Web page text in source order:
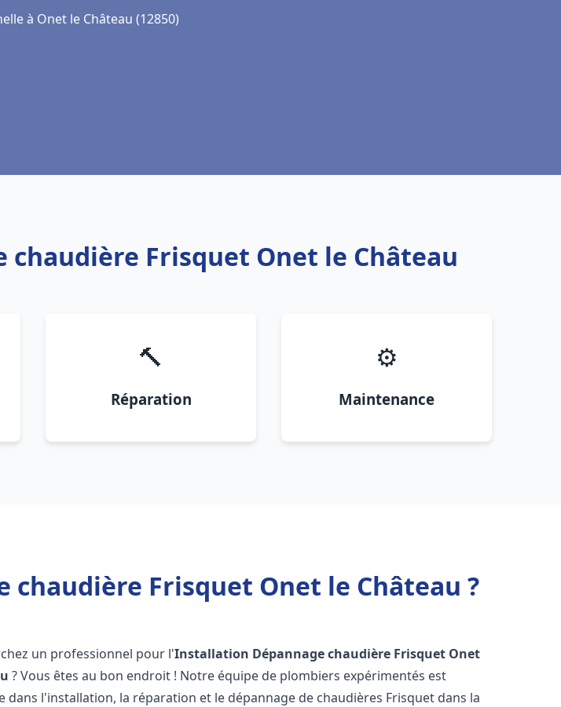
à Onet le Château (12850)
Frisquet Onet le Château
🔨
Réparation
⚙️
Maintenance
Frisquet Onet le Château ?
un professionnel pour l'Installation Dépannage chaudière Frisquet Onet
? Vous êtes au bon endroit ! Notre équipe de plombiers expérimentés est
dans l'installation, la réparation et le dépannage de chaudières Frisquet dans la